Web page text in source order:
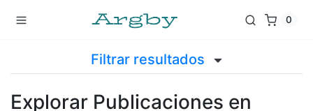
0
Filtrar resultados
Explorar Publicaciones en